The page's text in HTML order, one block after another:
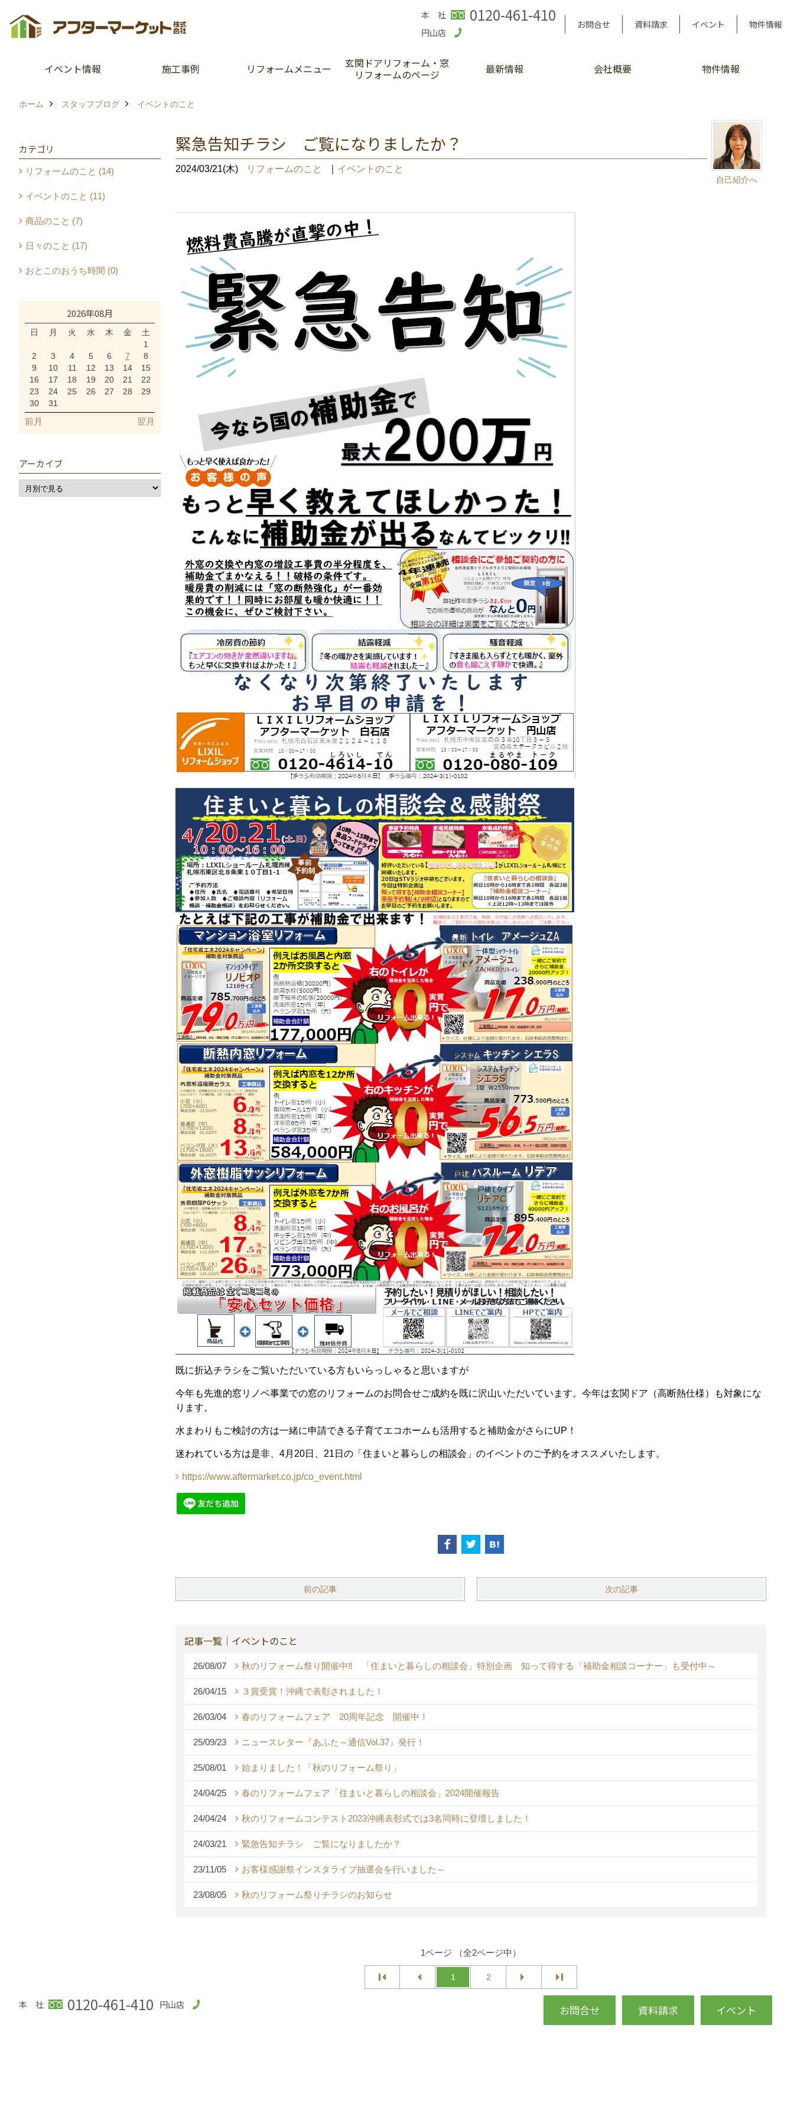
本 社 0120-461-410
円山店
お問合せ 資料請求 イベント 物件情報
イベント情報 施工事例 リフォームメニュー
玄関ドアリフォーム・窓
リフォームのページ
最新情報 会社概要 物件情報
ホーム スタッフブログ イベントのこと
自己紹介へ
緊急告知チラシ ご覧になりましたか？
2024/03/21(木) リフォームのこと イベントのこと
既に折込チラシをご覧いただいている方もいらっしゃると思いますが
今年も先進的窓リノベ事業での窓のリフォームのお問合せご成約を既に沢山いただいています。今年は玄関ドア（高断熱仕様）も対象にな
ります。
水まわりもご検討の方は一緒に申請できる子育てエコホームも活用すると補助金がさらにUP！
迷われている方は是非、4月20日、21日の「住まいと暮らしの相談会」のイベントのご予約をオススメいたします。
https://www.aftermarket.co.jp/co_event.html
前の記事 次の記事
記事一覧｜イベントのこと
26/08/07 秋のリフォーム祭り開催中‼ 「住まいと暮らしの相談会」特別企画 知って得する「補助金相談コーナー」も受付中～
26/04/15 ３賞受賞！沖縄で表彰されました！
26/03/04 春のリフォームフェア 20周年記念 開催中！
25/09/23 ニュースレター『あふた～通信Vol.37』発行！
25/08/01 始まりました！「秋のリフォーム祭り」
24/04/25 春のリフォームフェア「住まいと暮らしの相談会」2024開催報告
24/04/24 秋のリフォームコンテスト2023沖縄表彰式では3名同時に登壇しました！
24/03/21 緊急告知チラシ ご覧になりましたか？
23/11/05 お客様感謝祭インスタライブ抽選会を行いました～
23/08/05 秋のリフォーム祭りチラシのお知らせ
1ページ （全2ページ中）
1 2
カテゴリ
リフォームのこと (14)
イベントのこと (11)
商品のこと (7)
日々のこと (17)
おとこのおうち時間 (0)
2026年08月
日 月 火 水 木 金
土
1
2
3 4 5 6 7
8
9
10 11 12 13 14
15
16
17 18 19 20 21
22
23
24 25 26 27 28
29
30
31
前月 翌月
アーカイブ
本 社 0120-461-410 円山店 お問合せ 資料請求 イベント